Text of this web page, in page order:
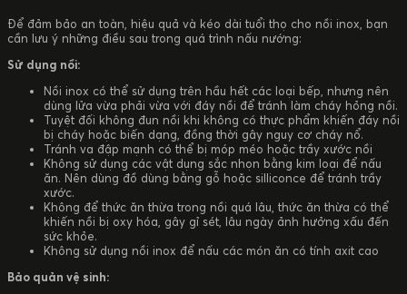
Để đảm bảo an toàn, hiệu quả và kéo dài tuổi thọ cho nồi inox, bạn
cần lưu ý những điều sau trong quá trình nấu nướng:
Sử dụng nồi:
Nồi inox có thể sử dụng trên hầu hết các loại bếp, nhưng nên
dùng lửa vừa phải vừa với đáy nồi để tránh làm cháy hỏng nồi.
Tuyệt đối không đun nồi khi không có thực phẩm khiến đáy nồi
bị cháy hoặc biến dạng, đồng thời gây nguy cơ cháy nổ.
Tránh va đập mạnh có thể bị móp méo hoặc trầy xước nồi
Không sử dụng các vật dụng sắc nhọn bằng kim loại để nấu
ăn. Nên dùng đồ dùng bằng gỗ hoặc silliconce để tránh trầy
xước.
Không để thức ăn thừa trong nồi quá lâu, thức ăn thừa có thể
khiến nồi bị oxy hóa, gây gỉ sét, lâu ngày ảnh hưởng xấu đến
sức khỏe.
Không sử dụng nồi inox để nấu các món ăn có tính axit cao
Bảo quản vệ sinh: